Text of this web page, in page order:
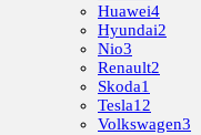
Huawei4
Hyundai2
Nio3
Renault2
Skoda1
Tesla12
Volkswagen3